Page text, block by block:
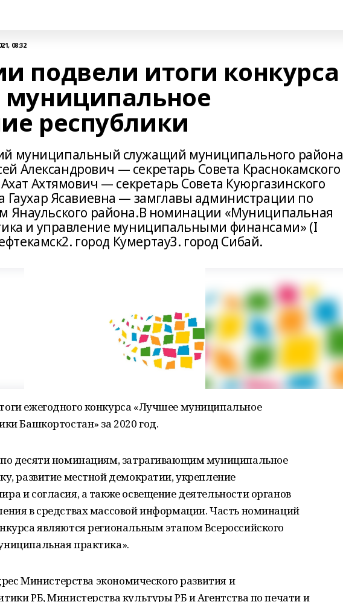
08:32
подвели итоги конкурса
республики
муниципальный служащий муниципального района
Александрович — секретарь Совета Краснокамского
Ахтямович — секретарь Совета Куюргазинского
Гаухар Ясавиевна — замглавы администрации по
Янаульского района.В номинации «Муниципальная
и управление муниципальными финансами» (I
город Кумертау3. город Сибай.
ежегодного конкурса «Лучшее муниципальное
Башкортостан» за 2020 год.
десяти номинациям, затрагивающим муниципальное
развитие местной демократии, укрепление
и согласия, а также освещение деятельности органов
в средствах массовой информации. Часть номинаций
являются региональным этапом Всероссийского
практика».
Министерства экономического развития и
РБ, Министерства культуры РБ и Агентства по печати и